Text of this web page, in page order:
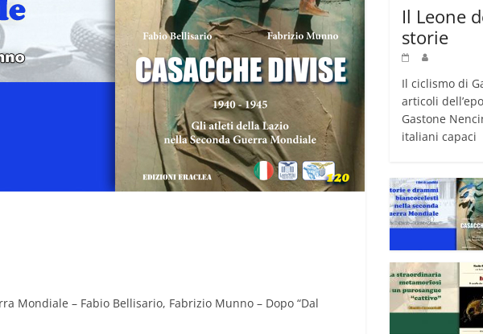
Mondiale – Fabio Bellisario, Fabrizio Munno – Dopo “Dal
Il Leone
storie
Il ciclismo di
articoli
Gastone
italiani capaci